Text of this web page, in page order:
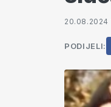
20.08.2024
PODIJELI: